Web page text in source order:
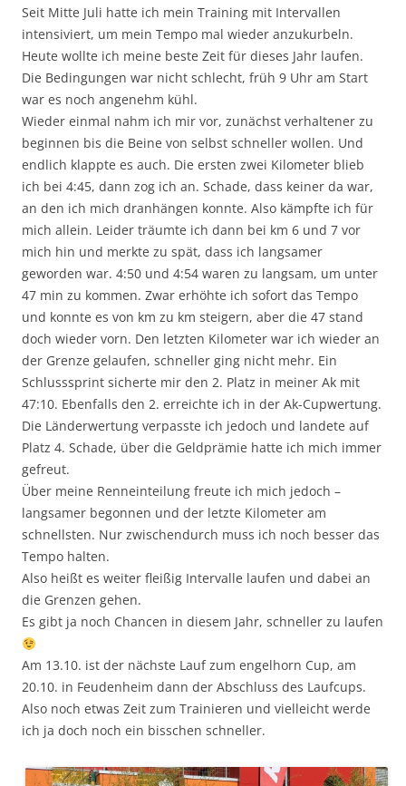
Seit Mitte Juli hatte ich mein Training mit Intervallen
intensiviert, um mein Tempo mal wieder anzukurbeln.
Heute wollte ich meine beste Zeit für dieses Jahr laufen.
Die Bedingungen war nicht schlecht, früh 9 Uhr am Start
war es noch angenehm kühl.
Wieder einmal nahm ich mir vor, zunächst verhaltener zu
beginnen bis die Beine von selbst schneller wollen. Und
endlich klappte es auch. Die ersten zwei Kilometer blieb
ich bei 4:45, dann zog ich an. Schade, dass keiner da war,
an den ich mich dranhängen konnte. Also kämpfte ich für
mich allein. Leider träumte ich dann bei km 6 und 7 vor
mich hin und merkte zu spät, dass ich langsamer
geworden war. 4:50 und 4:54 waren zu langsam, um unter
47 min zu kommen. Zwar erhöhte ich sofort das Tempo
und konnte es von km zu km steigern, aber die 47 stand
doch wieder vorn. Den letzten Kilometer war ich wieder an
der Grenze gelaufen, schneller ging nicht mehr. Ein
Schlusssprint sicherte mir den 2. Platz in meiner Ak mit
47:10. Ebenfalls den 2. erreichte ich in der Ak-Cupwertung.
Die Länderwertung verpasste ich jedoch und landete auf
Platz 4. Schade, über die Geldprämie hatte ich mich immer
gefreut.
Über meine Renneinteilung freute ich mich jedoch –
langsamer begonnen und der letzte Kilometer am
schnellsten. Nur zwischendurch muss ich noch besser das
Tempo halten.
Also heißt es weiter fleißig Intervalle laufen und dabei an
die Grenzen gehen.
Es gibt ja noch Chancen in diesem Jahr, schneller zu laufen
Am 13.10. ist der nächste Lauf zum engelhorn Cup, am
20.10. in Feudenheim dann der Abschluss des Laufcups.
Also noch etwas Zeit zum Trainieren und vielleicht werde
ich ja doch noch ein bisschen schneller.